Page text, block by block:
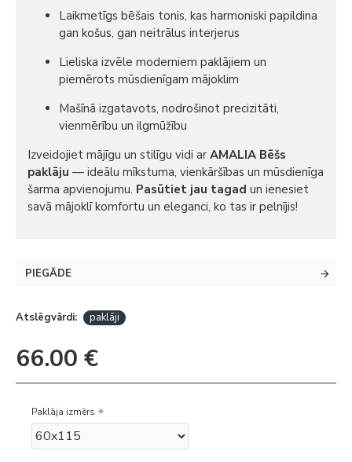
Laikmetīgs bēšais tonis, kas harmoniski papildina
gan košus, gan neitrālus interjerus
Lieliska izvēle moderniem paklājiem un
piemērots mūsdienīgam mājoklim
Mašīnā izgatavots, nodrošinot precizitāti,
vienmērību un ilgmūžību
Izveidojiet mājīgu un stilīgu vidi ar AMALIA Bēšs
paklāju — ideālu mīkstuma, vienkāršības un mūsdienīga
šarma apvienojumu. Pasūtiet jau tagad un ienesiet
savā mājoklī komfortu un eleganci, ko tas ir pelnījis!
PIEGĀDE
Atslēgvārdi: paklāji
66.00 €
Paklāja izmērs